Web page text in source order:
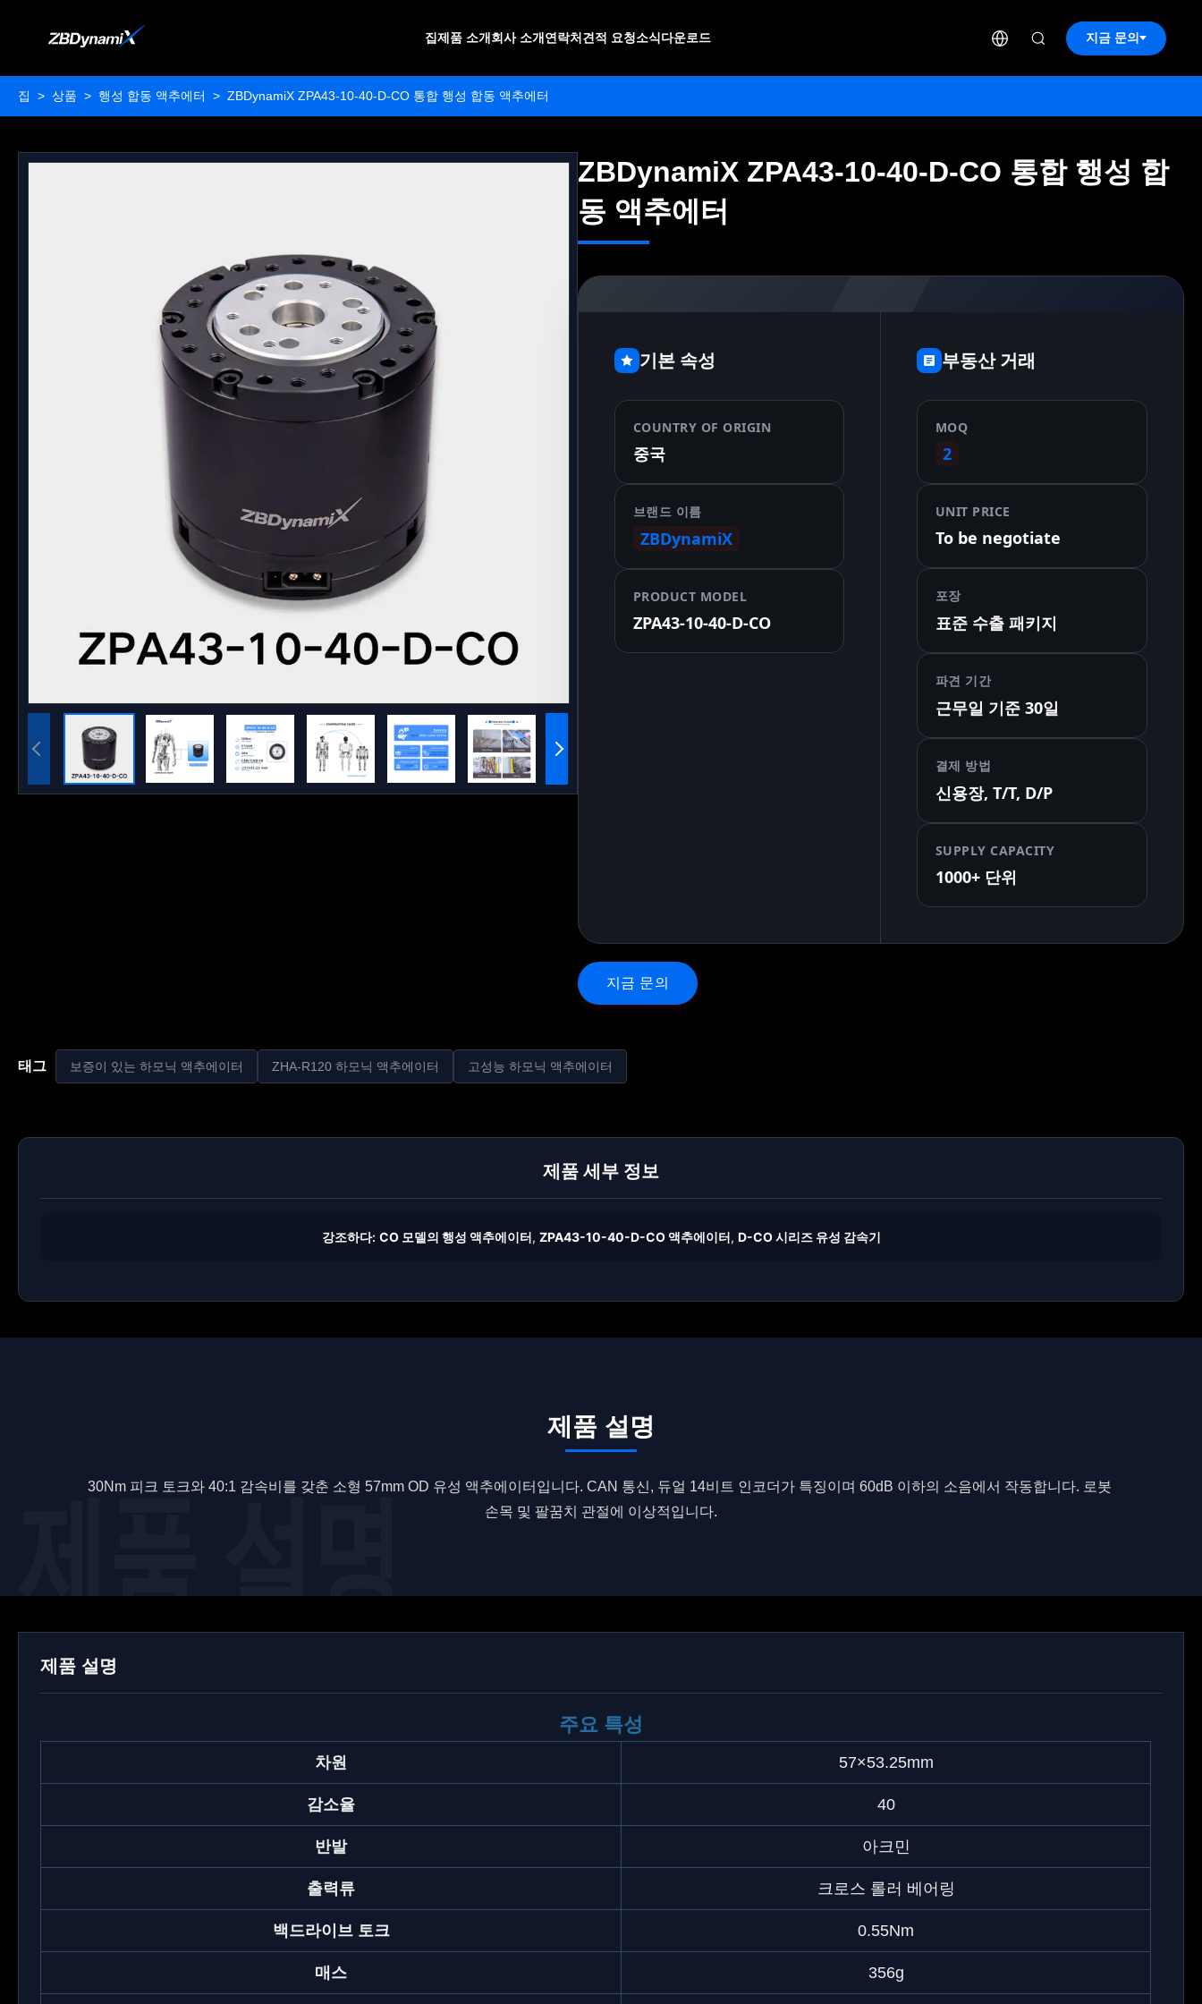
집제품 소개회사 소개연락처견적 요청소식다운로드 지금 문의
집 > 상품 > 행성 합동 액추에터 > ZBDynamiX ZPA43-10-40-D-CO 통합 행성 합동 액추에터
ZBDynamiX ZPA43-10-40-D-CO 통합 행성 합
동 액추에터
ZBDynamiX ZPA43-10-40-D-CO 통합 행성 합
동 액추에터
기본 속성
COUNTRY OF ORIGIN
중국
브랜드 이름
ZBDynamiX
PRODUCT MODEL
ZPA43-10-40-D-CO
부동산 거래
MOQ
2
UNIT PRICE
To be negotiate
포장
표준 수출 패키지
파견 기간
근무일 기준 30일
결제 방법
신용장, T/T, D/P
SUPPLY CAPACITY
1000+ 단위
지금 문의
태그 보증이 있는 하모닉 액추에이터 ZHA-R120 하모닉 액추에이터 고성능 하모닉 액추에이터
제품 세부 정보
강조하다: CO 모델의 행성 액추에이터, ZPA43-10-40-D-CO 액추에이터, D-CO 시리즈 유성 감속기
제품 설명
30Nm 피크 토크와 40:1 감속비를 갖춘 소형 57mm OD 유성 액추에이터입니다. CAN 통신, 듀얼 14비트 인코더가 특징이며 60dB 이하의 소음에서 작동합니다. 로봇
손목 및 팔꿈치 관절에 이상적입니다.
제품 설명
주요 특성
차원 57×53.25mm
감소율 40
반발 아크민
출력류 크로스 롤러 베어링
백드라이브 토크 0.55Nm
매스 356g